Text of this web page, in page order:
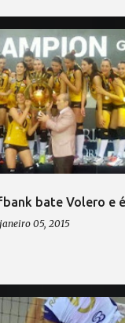
bate Volero e
janeiro 05, 2015